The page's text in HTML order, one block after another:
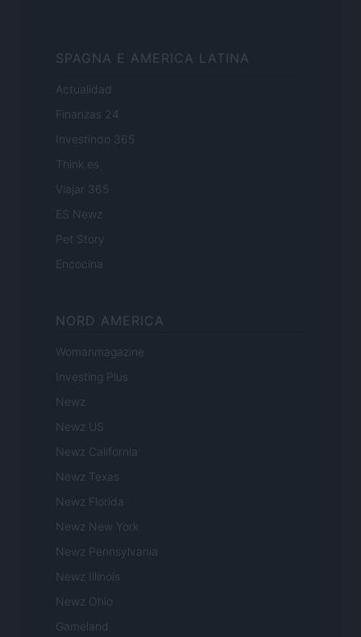
SPAGNA E AMERICA LATINA
Actualidad
Finanzas 24
Investindo 365
Think.es
Viajar 365
ES Newz
Pet Story
Encocina
NORD AMERICA
Womanmagazine
Investing Plus
Newz
Newz US
Newz California
Newz Texas
Newz Florida
Newz New York
Newz Pennsylvania
Newz Illinois
Newz Ohio
Gameland